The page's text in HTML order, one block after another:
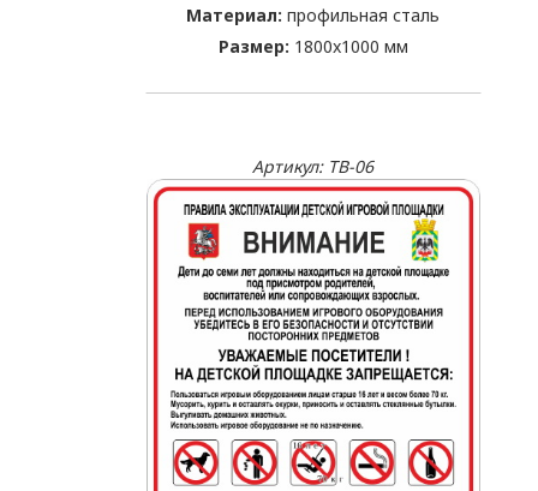
Материал: профильная сталь
Размер: 1800x1000 мм
Артикул: TB-06